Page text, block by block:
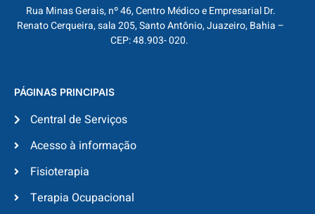
Rua Minas Gerais, nº 46, Centro Médico e Empresarial Dr.
Renato Cerqueira, sala 205, Santo Antônio, Juazeiro, Bahia –
CEP: 48.903- 020.
PÁGINAS PRINCIPAIS
Central de Serviços
Acesso à informação
Fisioterapia
Terapia Ocupacional